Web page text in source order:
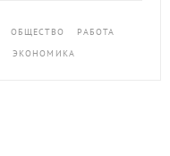
ОБЩЕСТВО
РАБОТА
ЭКОНОМИКА